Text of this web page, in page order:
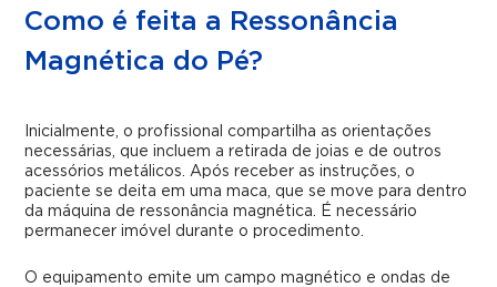
Como é feita a Ressonância
Magnética do Pé?
Inicialmente, o profissional compartilha as orientações
necessárias, que incluem a retirada de joias e de outros
acessórios metálicos. Após receber as instruções, o
paciente se deita em uma maca, que se move para dentro
da máquina de ressonância magnética. É necessário
permanecer imóvel durante o procedimento.
O equipamento emite um campo magnético e ondas de